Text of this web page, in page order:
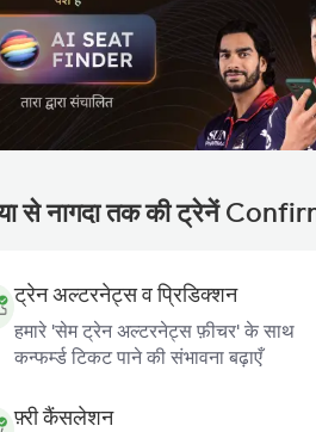
से नागदा तक की ट्रेनें
ट्रेन अल्टरनेट्स व प्रिडिक्शन
हमारे 'सेम ट्रेन अल्टरनेट्स फ़ीचर' के साथ
कन्फर्म्ड टिकट पाने की संभावना बढ़ाएँ
फ़्री कैंसलेशन